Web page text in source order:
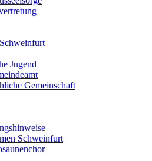
Jugend
Gemeinschaft
Schweinfurt